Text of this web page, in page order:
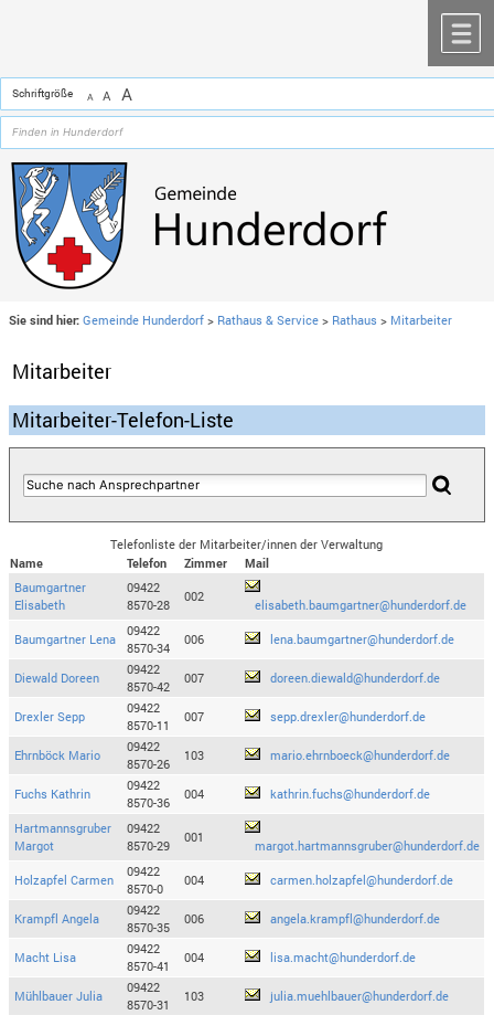
Schriftgröße A A A
Sie sind hier: Gemeinde Hunderdorf > Rathaus & Service > Rathaus > Mitarbeiter
Mitarbeiter
Mitarbeiter-Telefon-Liste
Telefonliste der Mitarbeiter/innen der Verwaltung
Name
Telefon Zimmer
Mail
Baumgartner
Elisabeth
09422
8570-28
002
elisabeth.baumgartner@hunderdorf.de
Baumgartner Lena
09422
8570-34
006 lena.baumgartner@hunderdorf.de
Diewald Doreen
09422
8570-42
007 doreen.diewald@hunderdorf.de
Drexler Sepp
09422
8570-11
007 sepp.drexler@hunderdorf.de
Ehrnböck Mario
09422
8570-26
103 mario.ehrnboeck@hunderdorf.de
Fuchs Kathrin
09422
8570-36
004 kathrin.fuchs@hunderdorf.de
Hartmannsgruber
Margot
09422
8570-29
001
margot.hartmannsgruber@hunderdorf.de
Holzapfel Carmen
09422
8570-0
004 carmen.holzapfel@hunderdorf.de
Krampfl Angela
09422
8570-35
006 angela.krampfl@hunderdorf.de
Macht Lisa
09422
8570-41
004 lisa.macht@hunderdorf.de
Mühlbauer Julia
09422
8570-31
103 julia.muehlbauer@hunderdorf.de